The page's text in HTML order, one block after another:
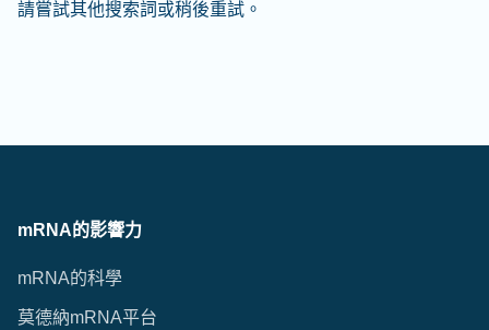
請嘗試其他搜索詞或稍後重試。
mRNA的影響力
mRNA的科學
莫德納mRNA平台